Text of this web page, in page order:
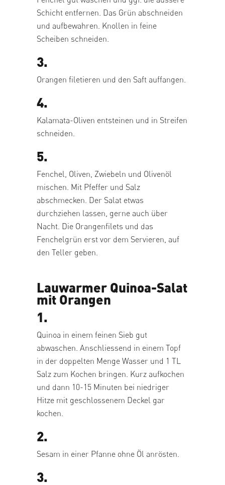
Schicht entfernen. Das Grün abschneiden
und aufbewahren. Knollen in feine
Scheiben schneiden.
3.
Orangen filetieren und den Saft auffangen.
4.
Kalamata-Oliven entsteinen und in Streifen
schneiden.
5.
Fenchel, Oliven, Zwiebeln und Olivenöl
mischen. Mit Pfeffer und Salz
abschmecken. Der Salat etwas
durchziehen lassen, gerne auch über
Nacht. Die Orangenfilets und das
Fenchelgrün erst vor dem Servieren, auf
den Teller geben.
Lauwarmer Quinoa-Salat
mit Orangen
1.
Quinoa in einem feinen Sieb gut
abwaschen. Anschliessend in einem Topf
in der doppelten Menge Wasser und 1 TL
Salz zum Kochen bringen. Kurz aufkochen
und dann 10-15 Minuten bei niedriger
Hitze mit geschlossenem Deckel gar
kochen.
2.
Sesam in einer Pfanne ohne Öl anrösten.
3.